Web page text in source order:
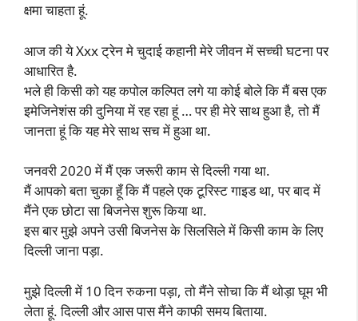
क्षमा चाहता हूं.
आज की ये Xxx ट्रेन मे चुदाई कहानी मेरे जीवन में सच्ची घटना पर
आधारित है.
भले ही किसी को यह कपोल कल्पित लगे या कोई बोले कि मैं बस एक
इमेजिनेशंस की दुनिया में रह रहा हूं … पर ही मेरे साथ हुआ है, तो मैं
जानता हूं कि यह मेरे साथ सच में हुआ था.
जनवरी 2020 में मैं एक जरूरी काम से दिल्ली गया था.
मैं आपको बता चुका हूँ कि मैं पहले एक टूरिस्ट गाइड था, पर बाद में
मैंने एक छोटा सा बिजनेस शुरू किया था.
इस बार मुझे अपने उसी बिजनेस के सिलसिले में किसी काम के लिए
दिल्ली जाना पड़ा.
मुझे दिल्ली में 10 दिन रुकना पड़ा, तो मैंने सोचा कि मैं थोड़ा घूम भी
लेता हूं. दिल्ली और आस पास मैंने काफी समय बिताया.